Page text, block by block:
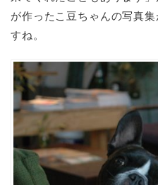
が作ったこ豆ちゃんの写真
すね。